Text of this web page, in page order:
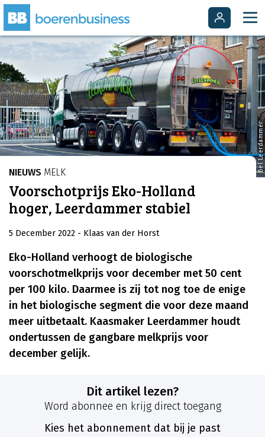
Bel Leerdammer
NIEUWS MELK
Voorschotprijs Eko-Holland
hoger, Leerdammer stabiel
5 December 2022 - Klaas van der Horst
Eko-Holland verhoogt de biologische
voorschotmelkprijs voor december met 50 cent
per 100 kilo. Daarmee is zij tot nog toe de enige
in het biologische segment die voor deze maand
meer uitbetaalt. Kaasmaker Leerdammer houdt
ondertussen de gangbare melkprijs voor
december gelijk.
Dit artikel lezen?
Word abonnee en krijg direct toegang
Kies het abonnement dat bij je past